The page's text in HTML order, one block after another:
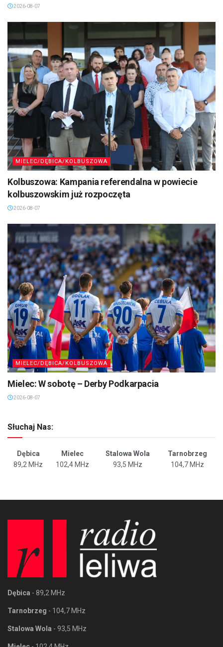
2026-08-07
MIELEC/DĘBICA/KOLBUSZOWA
Kolbuszowa: Kampania referendalna w powiecie
kolbuszowskim już rozpoczęta
2026-08-07
MIELEC/DĘBICA/KOLBUSZOWA
Mielec: W sobotę – Derby Podkarpacia
2026-08-07
Słuchaj Nas:
Dębica Mielec Stalowa Wola
Tarnobrzeg
89,2 MHz
102,4 MHz 93,5 MHz 104,7 MHz
Dębica - 89,2 MHz
Tarnobrzeg - 104,7 MHz
Stalowa Wola - 93,5 MHz